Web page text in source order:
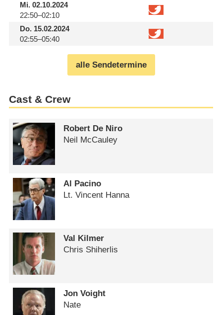
Mi.02.10.2024
22:50–02:10
Do.15.02.2024
02:55–05:40
alle Sendetermine
Cast & Crew
Robert De Niro
Neil McCauley
Al Pacino
Lt. Vincent Hanna
Val Kilmer
Chris Shiherlis
Jon Voight
Nate